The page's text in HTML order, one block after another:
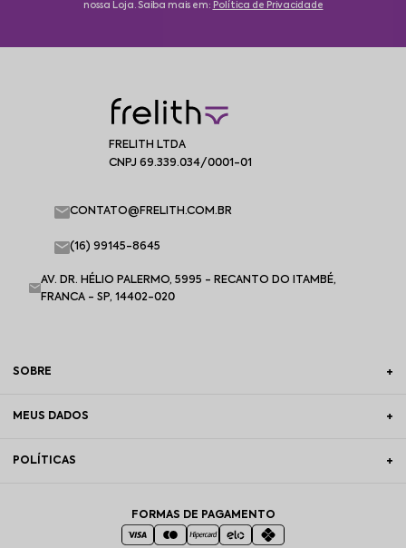
nossa Loja. Saiba mais em: Política de Privacidade
FRELITH LTDA
CNPJ 69.339.034/0001-01
CONTATO@FRELITH.COM.BR
(16) 99145-8645
AV. DR. HÉLIO PALERMO, 5995 - RECANTO DO ITAMBÉ,
FRANCA - SP, 14402-020
SOBRE
MEUS DADOS
POLÍTICAS
FORMAS DE PAGAMENTO